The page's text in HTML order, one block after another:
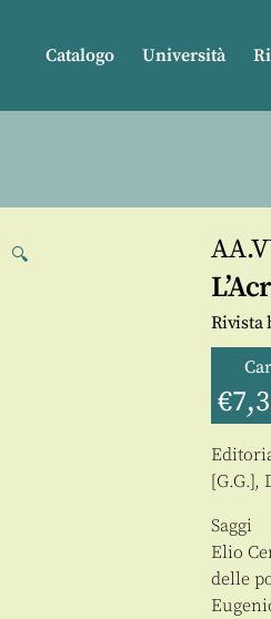
Catalogo Università
🔍
Rivista
€
[G.G.],
Saggi
Elio
delle